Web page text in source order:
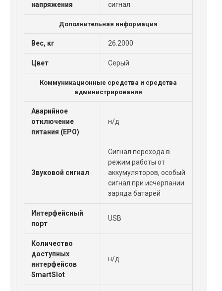
напряжения
сигнал
Дополнительная информация
Вес, кг 26.2000
Цвет Серый
Коммуникационные средства и средства
администрирования
Аварийное
отключение
питания (EPO)
н/д
Звуковой сигнал
Сигнал перехода в
режим работы от
аккумуляторов, особый
сигнал при исчерпании
заряда батарей
Интерфейсный
порт
USB
Количество
доступных
интерфейсов
SmartSlot
н/д